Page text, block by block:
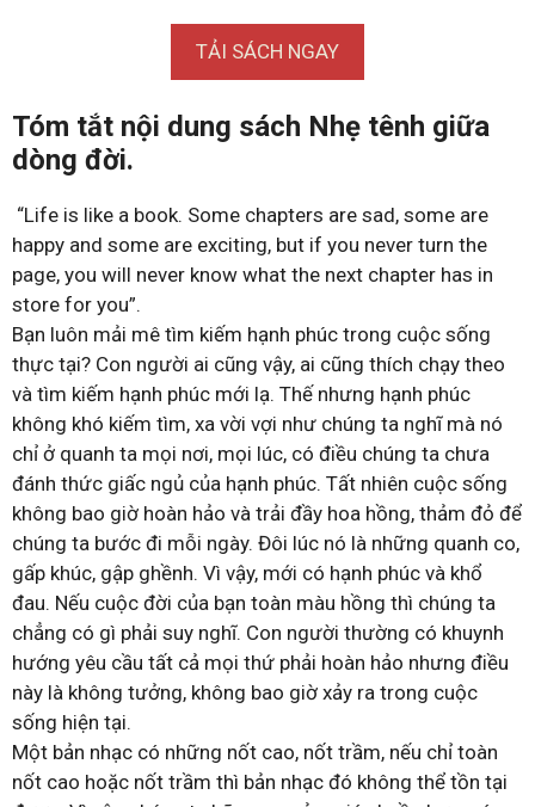
TẢI SÁCH NGAY
Tóm tắt nội dung sách Nhẹ tênh giữa
dòng đời.
“Life is like a book. Some chapters are sad, some are
happy and some are exciting, but if you never turn the
page, you will never know what the next chapter has in
store for you”.
Bạn luôn mải mê tìm kiếm hạnh phúc trong cuộc sống
thực tại? Con người ai cũng vậy, ai cũng thích chạy theo
và tìm kiếm hạnh phúc mới lạ. Thế nhưng hạnh phúc
không khó kiếm tìm, xa vời vợi như chúng ta nghĩ mà nó
chỉ ở quanh ta mọi nơi, mọi lúc, có điều chúng ta chưa
đánh thức giấc ngủ của hạnh phúc. Tất nhiên cuộc sống
không bao giờ hoàn hảo và trải đầy hoa hồng, thảm đỏ để
chúng ta bước đi mỗi ngày. Đôi lúc nó là những quanh co,
gấp khúc, gập ghềnh. Vì vậy, mới có hạnh phúc và khổ
đau. Nếu cuộc đời của bạn toàn màu hồng thì chúng ta
chẳng có gì phải suy nghĩ. Con người thường có khuynh
hướng yêu cầu tất cả mọi thứ phải hoàn hảo nhưng điều
này là không tưởng, không bao giờ xảy ra trong cuộc
sống hiện tại.
Một bản nhạc có những nốt cao, nốt trầm, nếu chỉ toàn
nốt cao hoặc nốt trầm thì bản nhạc đó không thể tồn tại